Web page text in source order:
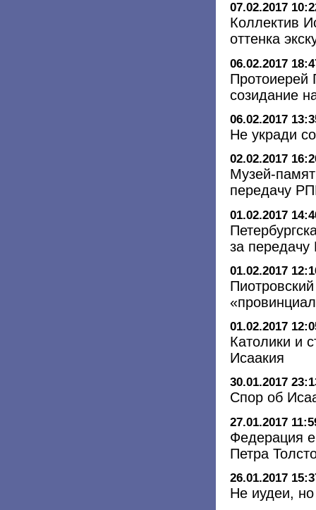
07.02.2017
Коллектив
оттенка
06.02.2017
Протоиерей
созидание
06.02.2017
Не укради
02.02.2017
Музей-
передачу
01.02.2017
за
01.02.2017
01.02.2017
Католики и
Исаакия
30.01.2017
Спор об
27.01.2017
Федерация
Петра
26.01.2017
Не иудеи,